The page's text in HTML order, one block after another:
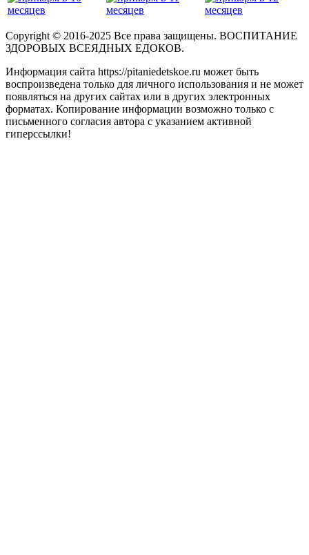
Copyright © 2016-2025 Все права защищены. ВОСПИТАНИЕ
ЗДОРОВЫХ ВСЕЯДНЫХ ЕДОКОВ.
Информация сайта https://pitaniedetskoe.ru может быть
воспроизведена только для личного использования и не может
появляться на других сайтах или в других электронных
форматах. Копирование информации возможно только с
письменного согласия автора с указанием активной
гиперссылки!